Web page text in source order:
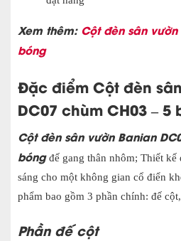
Xem thêm: Cột đèn sân vườn
bóng
Đặc điểm Cột đèn
DC07 chùm CH03 – 5
Cột đèn sân vườn Banian
bóngđế gang thân nhôm; Thiết kế
sáng cho một không gian cổ điển
phẩm bao gồm 3 phần chính: đế
Phần đế cột